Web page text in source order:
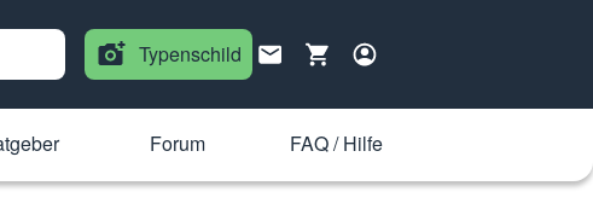
Typenschild
Forum FAQ / Hilfe